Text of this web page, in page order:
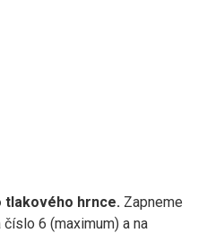
tlakového hrnce. Zapneme
6 (maximum) a na